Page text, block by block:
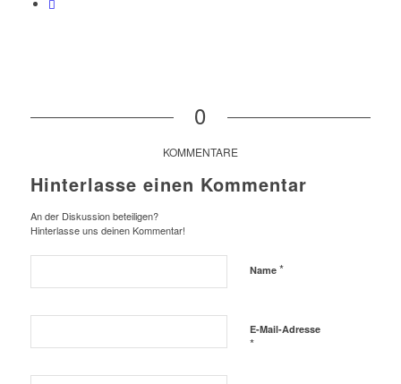
0
KOMMENTARE
Hinterlasse einen Kommentar
An der Diskussion beteiligen?
Hinterlasse uns deinen Kommentar!
Name *
E-Mail-Adresse
*